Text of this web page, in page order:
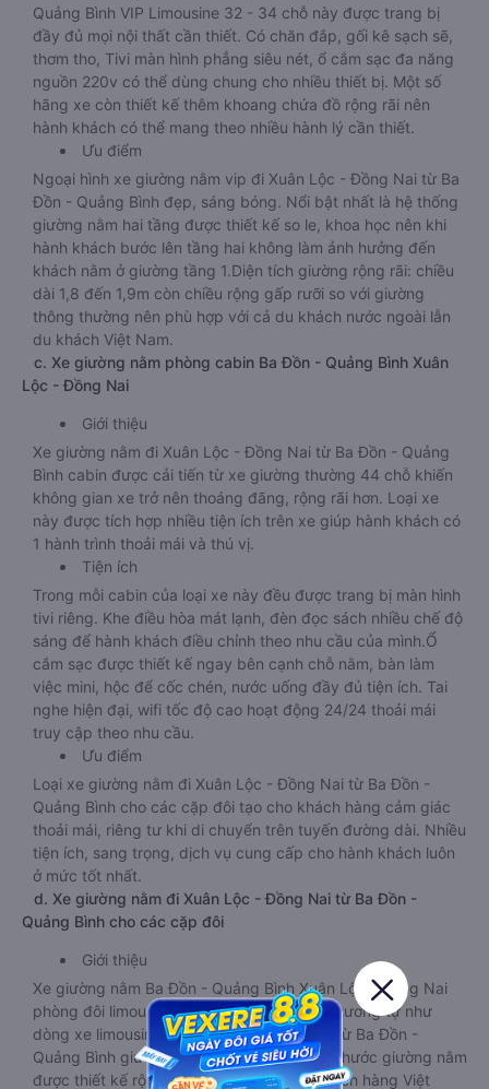
Quảng Bình VIP Limousine 32 - 34 chỗ này được trang bị
đầy đủ mọi nội thất cần thiết. Có chăn đắp, gối kê sạch sẽ,
thơm tho, Tivi màn hình phẳng siêu nét, ổ cắm sạc đa năng
nguồn 220v có thể dùng chung cho nhiều thiết bị. Một số
hãng xe còn thiết kế thêm khoang chứa đồ rộng rãi nên
hành khách có thể mang theo nhiều hành lý cần thiết.
Ưu điểm
Ngoại hình xe giường nằm vip đi Xuân Lộc - Đồng Nai từ Ba
Đồn - Quảng Bình đẹp, sáng bóng. Nổi bật nhất là hệ thống
giường nằm hai tầng được thiết kế so le, khoa học nên khi
hành khách bước lên tầng hai không làm ảnh hưởng đến
khách nằm ở giường tầng 1.Diện tích giường rộng rãi: chiều
dài 1,8 đến 1,9m còn chiều rộng gấp rưỡi so với giường
thông thường nên phù hợp với cả du khách nước ngoài lẫn
du khách Việt Nam.
c. Xe giường nằm phòng cabin Ba Đồn - Quảng Bình Xuân
Lộc - Đồng Nai
Giới thiệu
Xe giường nằm đi Xuân Lộc - Đồng Nai từ Ba Đồn - Quảng
Bình cabin được cải tiến từ xe giường thường 44 chỗ khiến
không gian xe trở nên thoáng đãng, rộng rãi hơn. Loại xe
này được tích hợp nhiều tiện ích trên xe giúp hành khách có
1 hành trình thoải mái và thú vị.
Tiện ích
Trong mỗi cabin của loại xe này đều được trang bị màn hình
tivi riêng. Khe điều hòa mát lạnh, đèn đọc sách nhiều chế độ
sáng để hành khách điều chỉnh theo nhu cầu của mình.Ổ
cắm sạc được thiết kế ngay bên cạnh chỗ nằm, bàn làm
việc mini, hộc để cốc chén, nước uống đầy đủ tiện ích. Tai
nghe hiện đại, wifi tốc độ cao hoạt động 24/24 thoải mái
truy cập theo nhu cầu.
Ưu điểm
Loại xe giường nằm đi Xuân Lộc - Đồng Nai từ Ba Đồn -
Quảng Bình cho các cặp đôi tạo cho khách hàng cảm giác
thoải mái, riêng tư khi di chuyển trên tuyến đường dài. Nhiều
tiện ích, sang trọng, dịch vụ cung cấp cho hành khách luôn
ở mức tốt nhất.
d. Xe giường nằm đi Xuân Lộc - Đồng Nai từ Ba Đồn -
Quảng Bình cho các cặp đôi
Giới thiệu
Xe giường nằm Ba Đồn - Quảng Bình Xuân Lộc - Đồng Nai
phòng đôi limousine là dòng xe có thiết kế tương tự như
dòng xe limousine đi Xuân Lộc - Đồng Nai từ Ba Đồn -
Quảng Bình giường phòng. Tuy nhiên kích thước giường nằm
được thiết kế rộng hơn, phù hợp với cả khách hàng Việt